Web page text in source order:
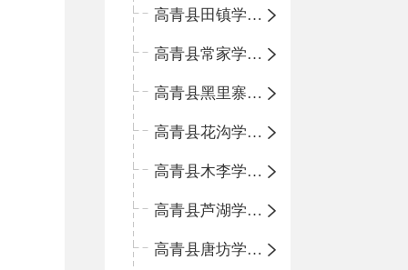
高青县田镇学区中心小学
高青县常家学区中心小学
高青县黑里寨学区中心小学
高青县花沟学区中心小学
高青县木李学区中心小学
高青县芦湖学区中心小学
高青县唐坊学区中心小学